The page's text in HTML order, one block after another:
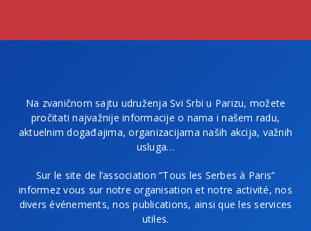
Na zvaničnom sajtu udruženja Svi Srbi u Parizu, možete
pročitati najvažnije informacije o nama i našem radu,
aktuelnim događajima, organizacijama naših akcija, važnih
usluga…
Sur le site de l’association “Tous les Serbes à Paris”
informez vous sur notre organisation et notre activité, nos
divers événements, nos publications, ainsi que les services
utiles.